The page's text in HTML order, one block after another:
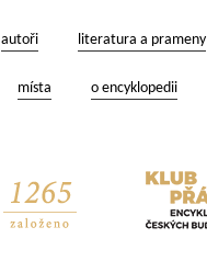
autoři literatura a prameny
místa o encyklopedii